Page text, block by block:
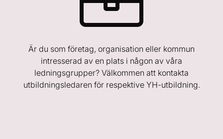
Är du som företag, organisation eller kommun
intresserad av en plats i någon av våra
ledningsgrupper? Välkommen att kontakta
utbildningsledaren för respektive YH-utbildning.